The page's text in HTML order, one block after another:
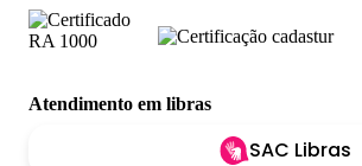
Atendimento em libras
SAC Libras